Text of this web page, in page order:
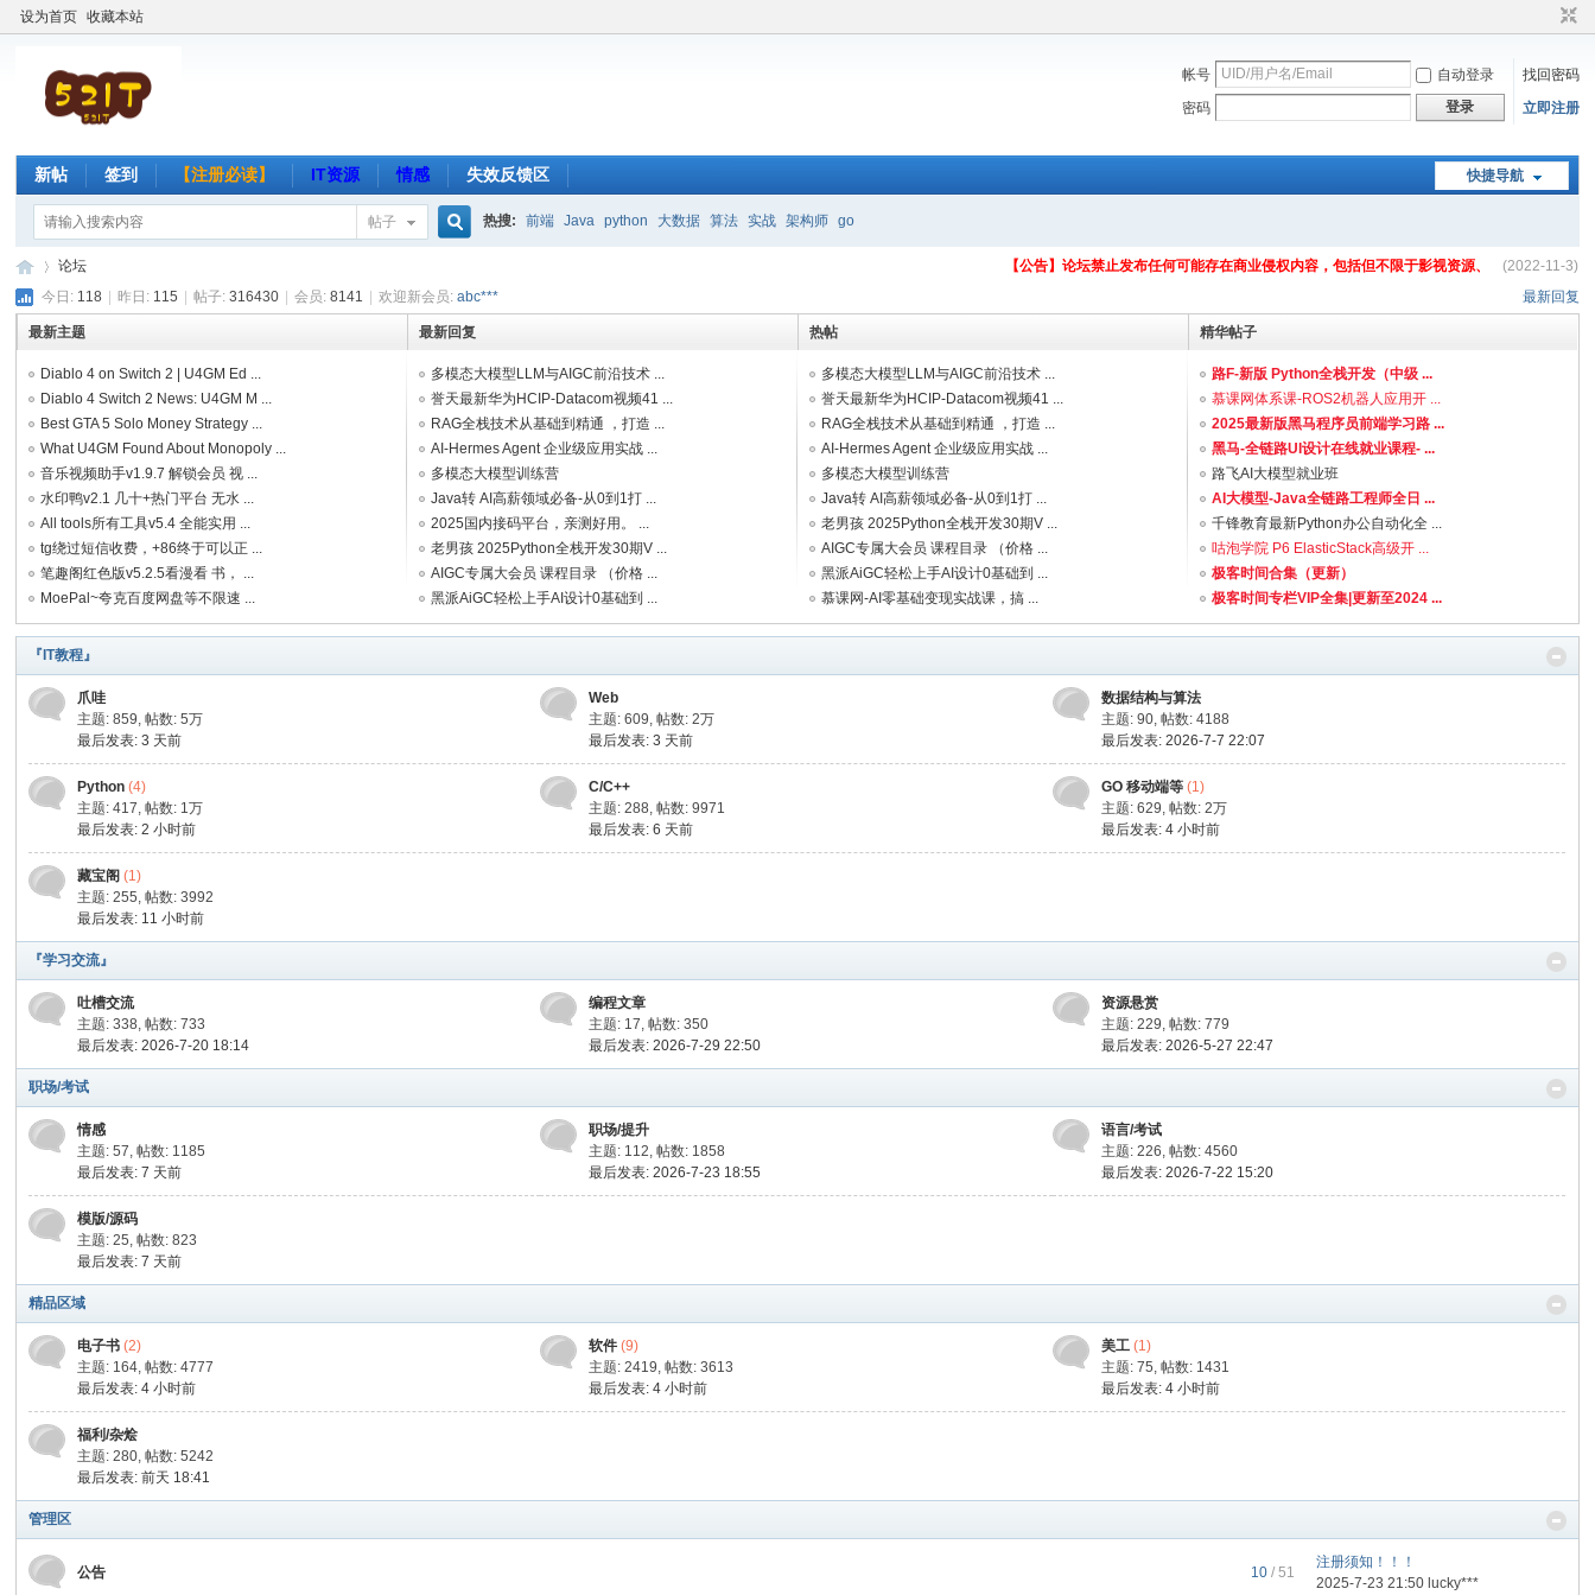
设为首页 收藏本站
帐号 自动登录
找回密码
密码
登录 立即注册
快捷导航
新帖 签到 【注册必读】 IT资源 情感 失效反馈区
帖子 热搜: 前端 Java python 大数据 算法 实战 架构师 go
【公告】论坛禁止发布任何可能存在商业侵权内容，包括但不限于影视资源、 (2022-11-3)
吾
爱
家
»
论坛
今日: 118 昨日: 115 帖子:316430 会员:8141 欢迎新会员:abc*** 最新回复
最新主题
Diablo 4 on Switch 2 | U4GM Ed ...
Diablo 4 Switch 2 News: U4GM M ...
Best GTA 5 Solo Money Strategy ...
What U4GM Found About Monopoly ...
音乐视频助手v1.9.7 解锁会员 视 ...
水印鸭v2.1 几十+热门平台 无水 ...
All tools所有工具v5.4 全能实用 ...
tg绕过短信收费，+86终于可以正 ...
笔趣阁红色版v5.2.5看漫看 书， ...
MoePal~夸克百度网盘等不限速 ...
最新回复
多模态大模型LLM与AIGC前沿技术 ...
誉天最新华为HCIP-Datacom视频41 ...
RAG全栈技术从基础到精通 ，打造 ...
AI-Hermes Agent 企业级应用实战 ...
多模态大模型训练营
Java转 AI高薪领域必备-从0到1打 ...
2025国内接码平台，亲测好用。 ...
老男孩 2025Python全栈开发30期V ...
AIGC专属大会员 课程目录 （价格 ...
黑派AiGC轻松上手AI设计0基础到 ...
热帖
多模态大模型LLM与AIGC前沿技术 ...
誉天最新华为HCIP-Datacom视频41 ...
RAG全栈技术从基础到精通 ，打造 ...
AI-Hermes Agent 企业级应用实战 ...
多模态大模型训练营
Java转 AI高薪领域必备-从0到1打 ...
老男孩 2025Python全栈开发30期V ...
AIGC专属大会员 课程目录 （价格 ...
黑派AiGC轻松上手AI设计0基础到 ...
慕课网-AI零基础变现实战课，搞 ...
精华帖子
路F-新版 Python全栈开发（中级 ...
慕课网体系课-ROS2机器人应用开 ...
2025最新版黑马程序员前端学习路 ...
黑马-全链路UI设计在线就业课程- ...
路飞AI大模型就业班
AI大模型-Java全链路工程师全日 ...
千锋教育最新Python办公自动化全 ...
咕泡学院 P6 ElasticStack高级开 ...
极客时间合集（更新）
极客时间专栏VIP全集|更新至2024 ...
『IT教程』
爪哇
主题: 859,帖数:5万
最后发表:3 天前
Web
主题: 609,帖数:2万
最后发表:3 天前
数据结构与算法
主题: 90,帖数: 4188
最后发表: 2026-7-7 22:07
Python (4)
主题: 417,帖数: 1万
最后发表:2 小时前
C/C++
主题: 288,帖数: 9971
最后发表:6 天前
GO 移动端等 (1)
主题: 629,帖数:2万
最后发表:4 小时前
藏宝阁 (1)
主题: 255,帖数: 3992
最后发表: 11 小时前
『学习交流』
吐槽交流
主题: 338,帖数: 733
最后发表: 2026-7-20 18:14
编程文章
主题: 17,帖数: 350
最后发表: 2026-7-29 22:50
资源悬赏
主题: 229,帖数: 779
最后发表: 2026-5-27 22:47
职场/考试
情感
主题: 57,帖数: 1185
最后发表:7 天前
职场/提升
主题: 112,帖数: 1858
最后发表: 2026-7-23 18:55
语言/考试
主题: 226,帖数: 4560
最后发表: 2026-7-22 15:20
模版/源码
主题: 25,帖数: 823
最后发表:7 天前
精品区域
电子书 (2)
主题: 164,帖数: 4777
最后发表:4 小时前
软件 (9)
主题: 2419,帖数: 3613
最后发表:4 小时前
美工 (1)
主题: 75,帖数: 1431
最后发表:4 小时前
福利/杂烩
主题: 280,帖数: 5242
最后发表:前天 18:41
管理区
公告 10 / 51
注册须知！！！
2025-7-23 21:50 lucky***